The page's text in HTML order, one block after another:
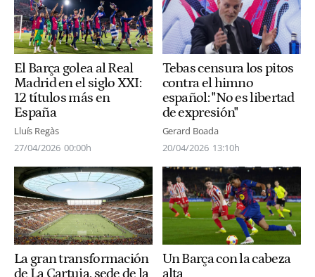
El Barça golea al Real
Madrid en el siglo XXI:
12 títulos más en
España
Lluís Regàs
27/04/2026 00:00h
Tebas censura los pitos
contra el himno
español: "No es libertad
de expresión"
Gerard Boada
20/04/2026 13:10h
La gran transformación
de La Cartuja, sede de la
Un Barça con la cabeza
alta